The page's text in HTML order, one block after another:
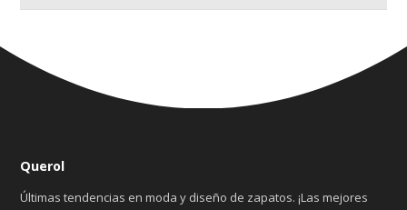
Querol
Últimas tendencias en moda y diseño de zapatos. ¡Las mejores